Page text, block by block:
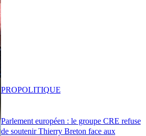
Parlement européen : le groupe CRE refuse
de soutenir Thierry Breton face aux
PROPOLITIQUE